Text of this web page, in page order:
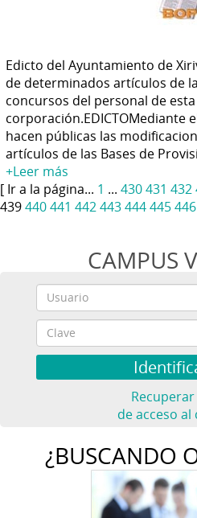
Edicto del Ayuntamiento de
de determinados artículos de
concursos del personal de esta
corporación.EDICTOMediante
hacen públicas las
artículos de las Bases de
+Leer más
[ Ir a la página... 1 ... 430431 432
439440441 442443444445446
CAMPUS
de acceso al
¿BUSCANDO